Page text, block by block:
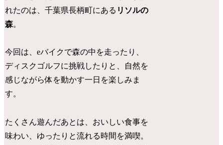
れたのは、千葉県長柄町にある リソルの
森。
今回は、eバイクで森の中を走ったり、
ディスクゴルフに挑戦したりと、自然を
感じながら体を動かす一日を楽しみま
す。
たくさん遊んだあとは、おいしい食事を
味わい、ゆったりと流れる時間を満喫。